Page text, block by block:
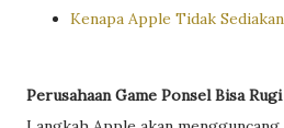
Kenapa Apple Tidak
Perusahaan Game Ponsel Bisa